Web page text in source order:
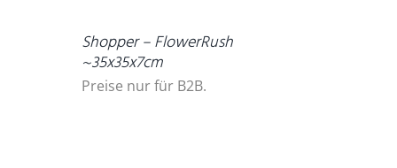
Shopper – FlowerRush
~35x35x7cm
Preise nur für B2B.